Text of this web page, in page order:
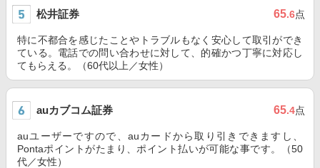
松井証券 65.6点
特に不都合を感じたことやトラブルもなく安心して取引ができ
ている。電話での問い合わせに対して、的確かつ丁寧に対応し
てもらえる。（60代以上／女性）
auカブコム証券 65.4点
auユーザーですので、auカードから取り引きできますし、
Pontaポイントがたまり、ポイント払いが可能な事です。（50
代／女性）